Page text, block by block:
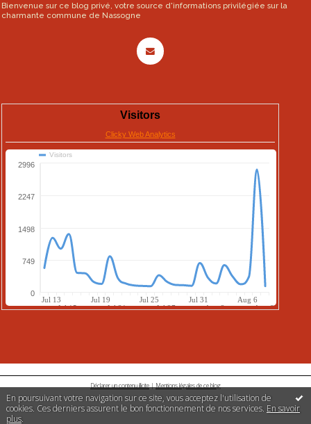
En poursuivant votre navigation sur ce site, vous acceptez l'utilisation de
cookies. Ces derniers assurent le bon fonctionnement de nos services. En savoir
plus.
Bienvenue sur ce blog privé, votre source d'informations privilégiée sur la
charmante commune de Nassogne
Déclarer un contenu illicite | Mentions légales de ce blog